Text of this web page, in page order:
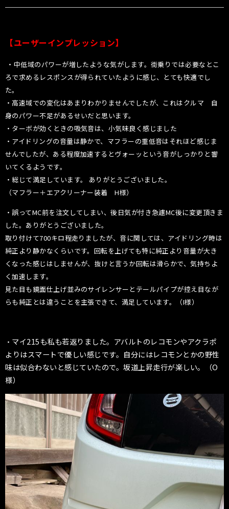
【ユーザーインプレッション】
・中低域のパワーが増したような気がします。街乗りでは必要なとこ
ろで求めるレスポンスが得られていたように感じ、とても快適でし
た。
・高速域での変化はあまりわかりませんでしたが、これはクルマ 自
身のパワー不足があるせいだと思います。
・ターボが効くときの吸気音は、小気味良く感じました
・アイドリングの音量は静かで、マフラーの重低音はそれほど感じま
せんでしたが、ある程度加速するとヴォーッという音がしっかりと響
いてくるようです。
・総じて満足しています。 ありがとうございました。
（マフラー＋エアクリーナー装着 H様）
・誤ってMC前を注文してしまい、後日気が付き急遽MC後に変更頂きま
した。ありがとうございました。
取り付けて700キロ程走りましたが、音に関しては、アイドリング時は
純正より静かなくらいです。回転を上げても特に純正より音量が大き
くなった感じはしませんが、抜けと言うか回転は滑らかで、気持ちよ
く加速します。
見た目も鏡面仕上げ並みのサイレンサーとテールパイプが控え目なが
らも純正とは違うことを主張できて、満足しています。（I様）
・ マイ215も私も若返りました。アバルトのレコモンやアクラポ
よりはスマートで優しい感じです。自分にはレコモンとかの野性
味は似合わないと感じていたので。坂道上昇走行が楽しい。（O
様）